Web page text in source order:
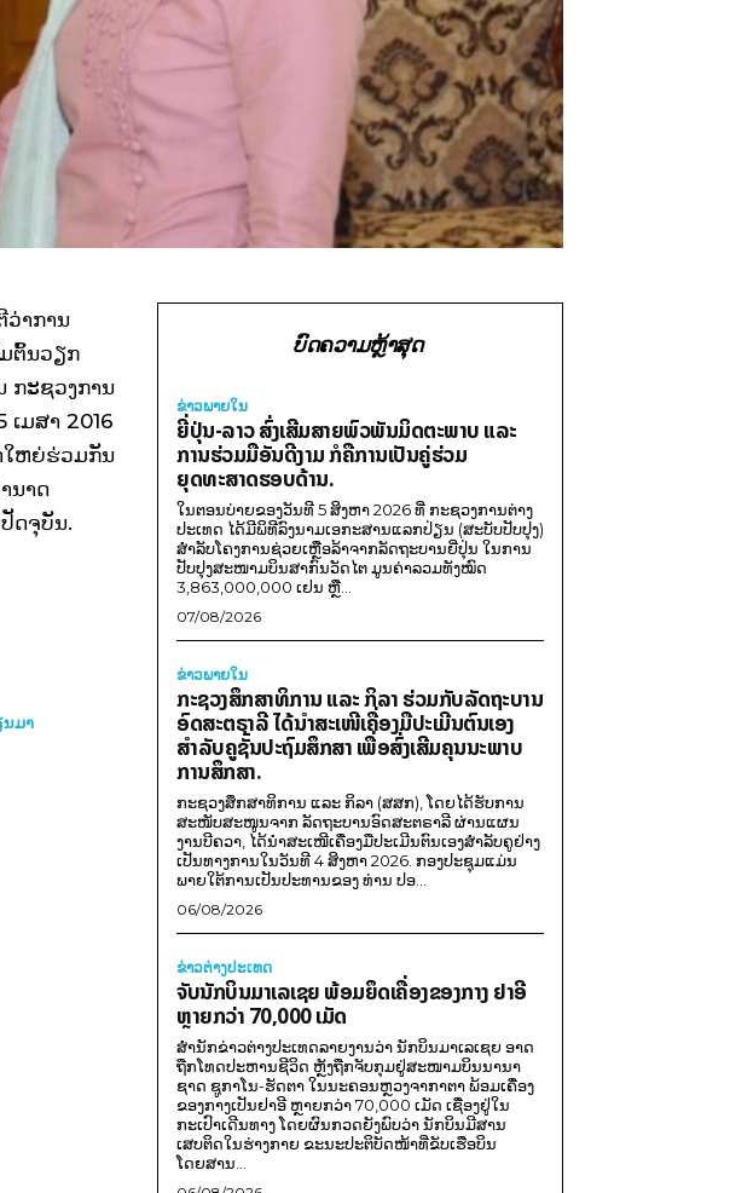
ວ່າການ
ຕົ້ນວຽກ
ກະຊວງການ
ມສາ 2016
ໃຫຍ່ຮ່ວມກັນ
ນາດ
ດຈຸບັນ.
ນມາ
ບົດຄວາມຫຼ້າສຸດ
ຂ່າວພາຍ​ໃນ
ຍີ່ປຸ່ນ-ລາວ ສົ່ງເສີມສາຍພົວພັນມິດຕະພາບ ແລະ
ການຮ່ວມມືອັນດີງາມ ກໍຄືການເປັນຄູ່ຮ່ວມ
ຍຸດທະສາດຮອບດ້ານ.
ໃນຕອນບ່າຍຂອງວັນທີ 5 ສິງຫາ 2026 ທີ່ ກະຊວງການຕ່າງ
ປະເທດ ໄດ້ມີພິທີລົງນາມເອກະສານແລກປ່ຽນ (ສະບັບປັບປຸງ)
ສໍາລັບໂຄງການຊ່ວຍເຫຼືອລ້າຈາກລັດຖະບານຍີ່ປຸ່ນ ໃນການ
ປັບປຸງສະໜາມບິນສາກົນວັດໄຕ ມູນຄ່າລວມທັງໝົດ
3,863,000,000 ເຢນ ຫຼື...
07/08/2026
ຂ່າວພາຍ​ໃນ
ກະຊວງສຶກສາທິການ ແລະ ກິລາ ຮ່ວມກັບລັດຖະບານ
ອົດສະຕຣາລີ ໄດ້ນຳສະເໜີເຄື່ອງມືປະເມີນຕົນເອງ
ສຳລັບຄູຊັ້ນປະຖົມສຶກສາ ເພື່ອສົ່ງເສີມຄຸນນະພາບ
ການສຶກສາ.
ກະຊວງສຶກສາທິການ ແລະ ກິລາ (ສສກ), ໂດຍໄດ້ຮັບການ
ສະໜັບສະໜູນຈາກ ລັດຖະບານອົດສະຕຣາລີ ຜ່ານແຜນ
ງານບີຄວາ, ໄດ້ນຳສະເໜີເຄື່ອງມືປະເມີນຕົນເອງສຳລັບຄູຢ່າງ
ເປັນທາງການໃນວັນທີ 4 ສິງຫາ 2026. ກອງປະຊຸມແມ່ນ
ພາຍໃຕ້ການເປັນປະທານຂອງ ທ່ານ ປອ...
06/08/2026
ຂ່າວຕ່າງປະເທດ
ຈັບນັກບິນມາເລເຊຍ ພ້ອມຍຶດເຄື່ອງຂອງກາງ ຢາອີ
ຫຼາຍກວ່າ 70,000 ເມັດ
ສຳນັກຂ່າວຕ່າງປະເທດລາຍງານວ່າ ນັກບິນມາເລເຊຍ ອາດ
ຖືກໂທດປະຫານຊີວິດ ຫຼັງຖືກຈັບກຸມຢູ່ສະໜາມບິນນານາ
ຊາດ ຊູກາໂນ-ຮັດຕາ ໃນນະຄອນຫຼວງຈາກາຕາ ພ້ອມເຄື່ອງ
ຂອງກາງເປັນຢາອີ ຫຼາຍກວ່າ 70,000 ເມັດ ເຊື່ອງຢູ່ໃນ
ກະເປົາເດີນທາງ ໂດຍຜົນກວດຍັງພົບວ່າ ນັກບິນມີສານ
ເສບຕິດໃນຮ່າງກາຍ ຂະນະປະຕິບັດໜ້າທີ່ຂັບເຮືອບິນ
ໂດຍສານ...